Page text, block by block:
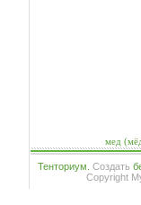
мед
Тенториум. Создать
Copyright